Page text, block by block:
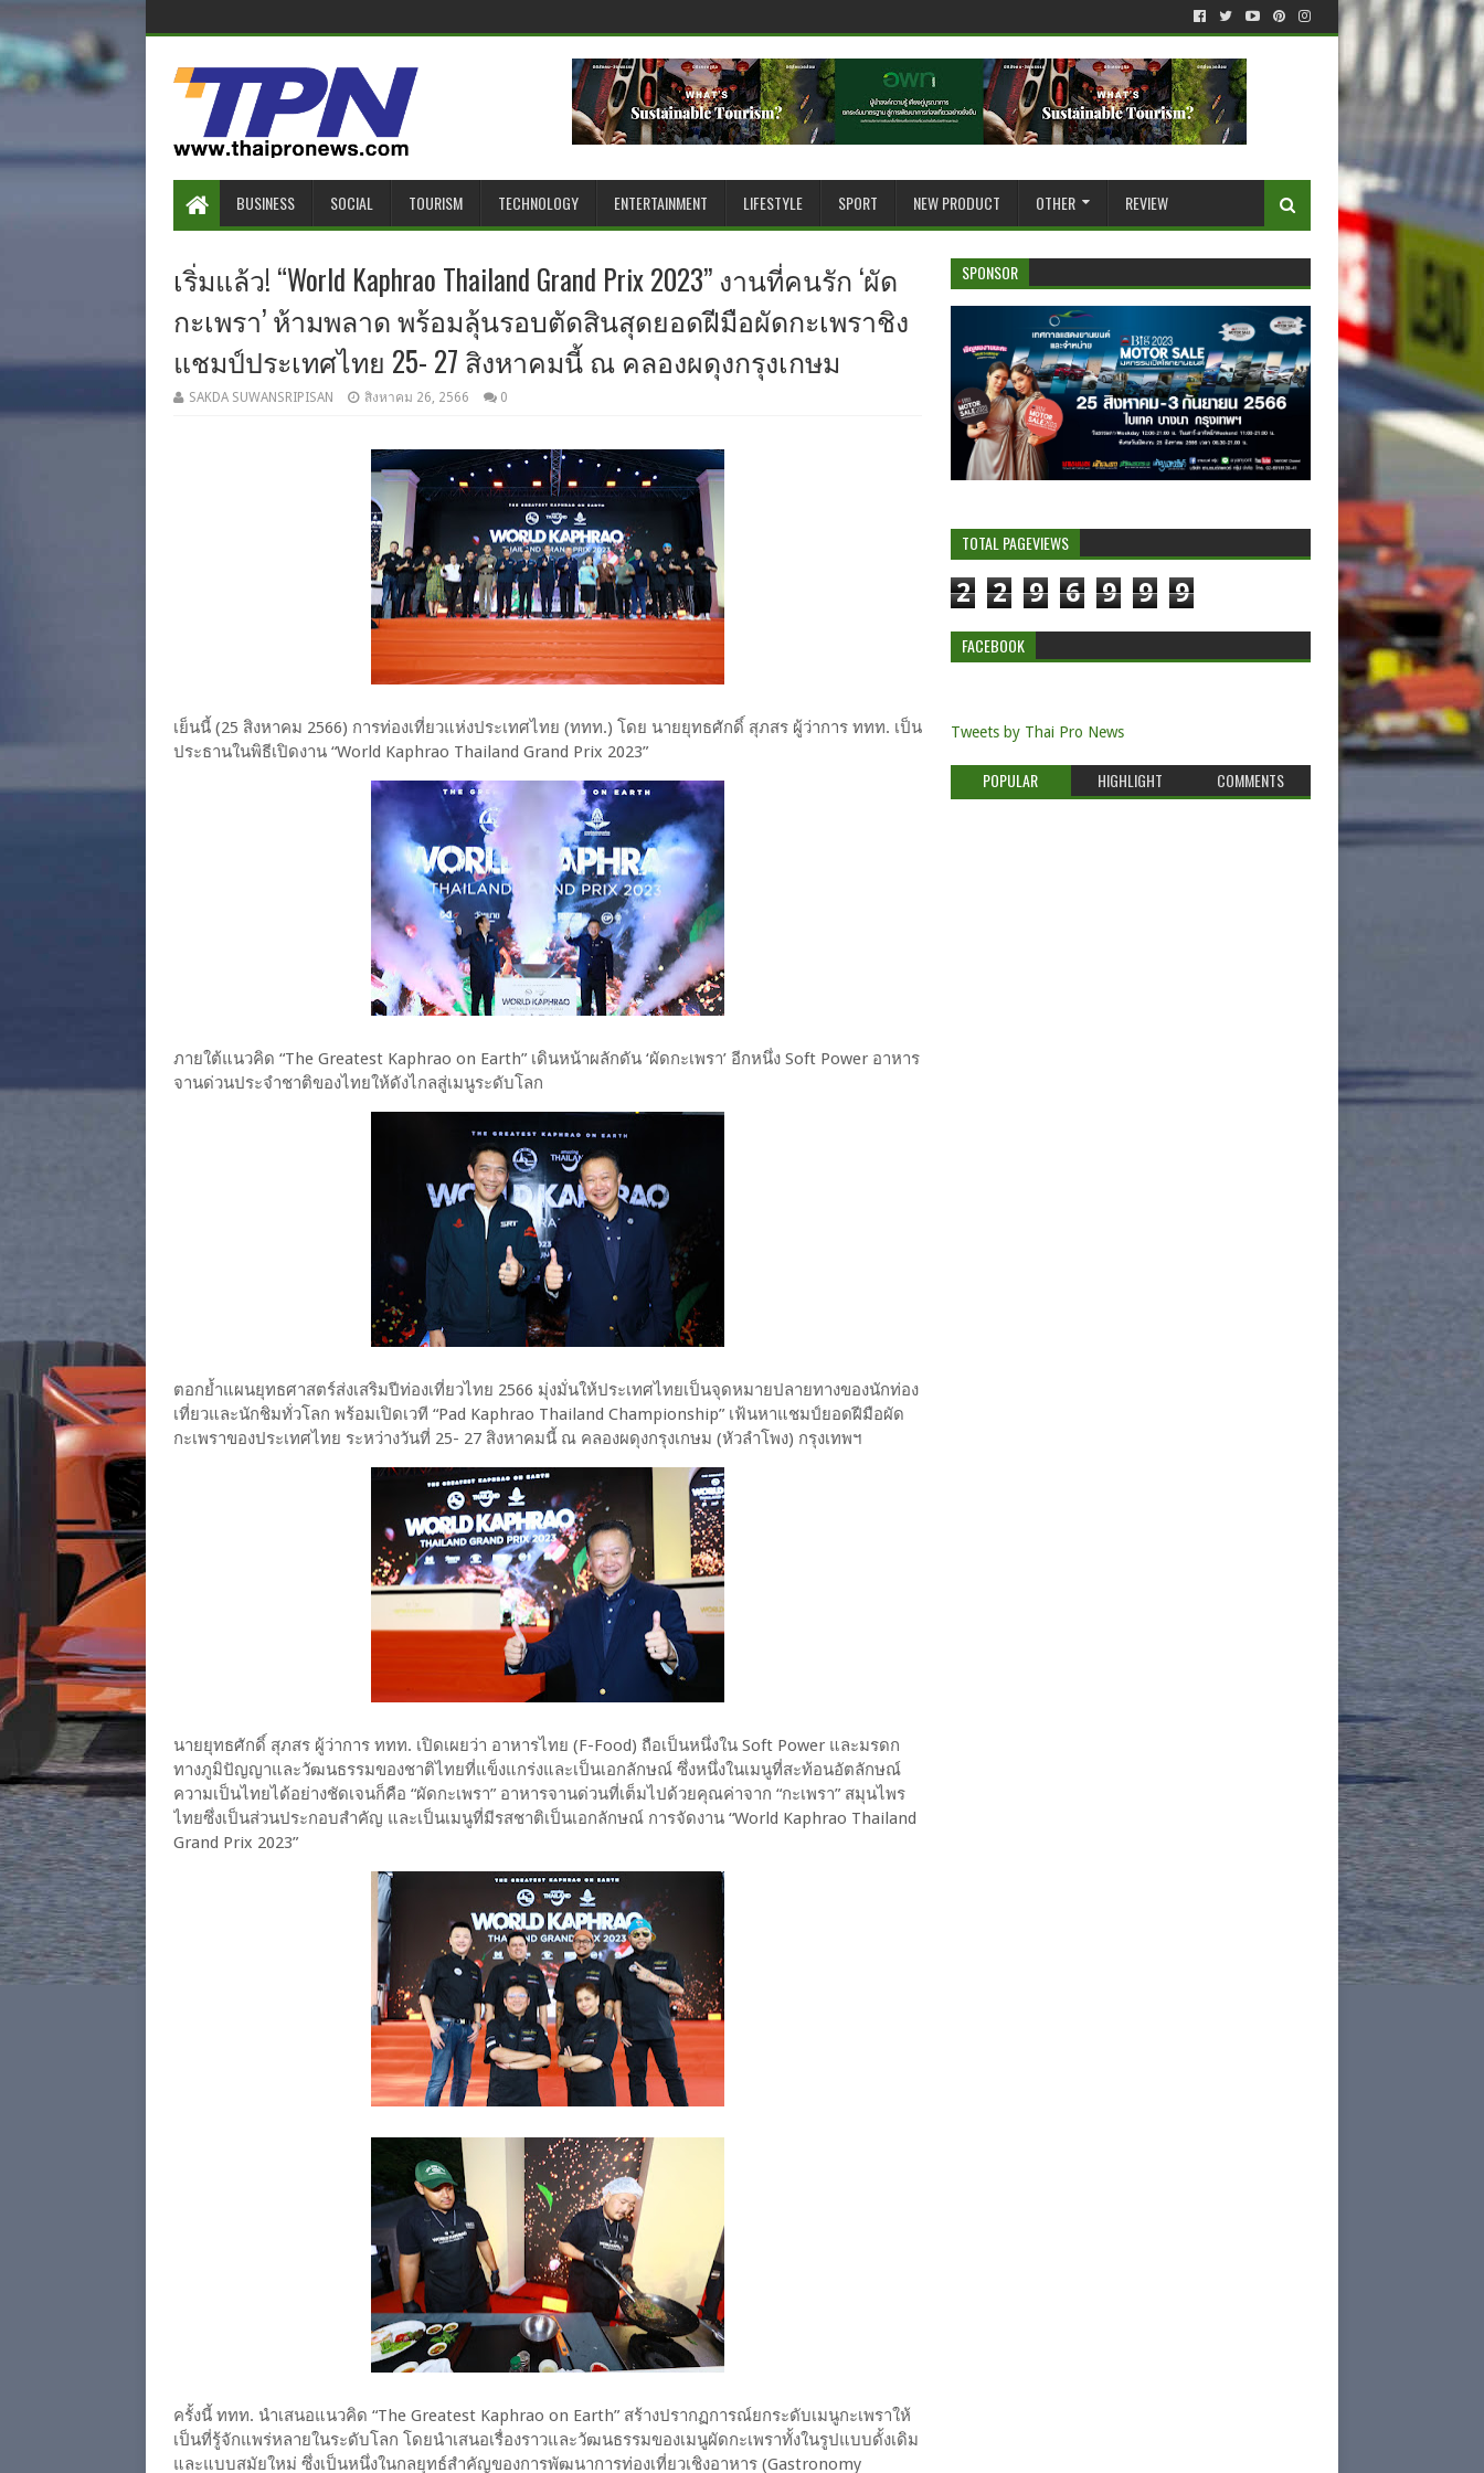
BUSINESS SOCIAL TOURISM TECHNOLOGY ENTERTAINMENT LIFESTYLE SPORT NEW PRODUCT OTHER REVIEW
เริ่มแล้ว! “World Kaphrao Thailand Grand Prix 2023” งานที่คนรัก ‘ผัด
กะเพรา’ ห้ามพลาด พร้อมลุ้นรอบตัดสินสุดยอดฝีมือผัดกะเพราชิง
แชมป์ประเทศไทย 25- 27 สิงหาคมนี้ ณ คลองผดุงกรุงเกษม
SAKDA SUWANSRIPISAN สิงหาคม 26, 2566 0
เย็นนี้ (25 สิงหาคม 2566) การท่องเที่ยวแห่งประเทศไทย (ททท.) โดย นายยุทธศักดิ์ สุภสร ผู้ว่าการ ททท. เป็น
ประธานในพิธีเปิดงาน “World Kaphrao Thailand Grand Prix 2023”
ภายใต้แนวคิด “The Greatest Kaphrao on Earth” เดินหน้าผลักดัน ‘ผัดกะเพรา’ อีกหนึ่ง Soft Power อาหาร
จานด่วนประจำชาติของไทยให้ดังไกลสู่เมนูระดับโลก
ตอกย้ำแผนยุทธศาสตร์ส่งเสริมปีท่องเที่ยวไทย 2566 มุ่งมั่นให้ประเทศไทยเป็นจุดหมายปลายทางของนักท่อง
เที่ยวและนักชิมทั่วโลก พร้อมเปิดเวที “Pad Kaphrao Thailand Championship” เฟ้นหาแชมป์ยอดฝีมือผัด
กะเพราของประเทศไทย ระหว่างวันที่ 25- 27 สิงหาคมนี้ ณ คลองผดุงกรุงเกษม (หัวลำโพง) กรุงเทพฯ
นายยุทธศักดิ์ สุภสร ผู้ว่าการ ททท. เปิดเผยว่า อาหารไทย (F-Food) ถือเป็นหนึ่งใน Soft Power และมรดก
ทางภูมิปัญญาและวัฒนธรรมของชาติไทยที่แข็งแกร่งและเป็นเอกลักษณ์ ซึ่งหนึ่งในเมนูที่สะท้อนอัตลักษณ์
ความเป็นไทยได้อย่างชัดเจนก็คือ “ผัดกะเพรา” อาหารจานด่วนที่เต็มไปด้วยคุณค่าจาก “กะเพรา” สมุนไพร
ไทยซึ่งเป็นส่วนประกอบสำคัญ และเป็นเมนูที่มีรสชาติเป็นเอกลักษณ์ การจัดงาน “World Kaphrao Thailand
Grand Prix 2023”
ครั้งนี้ ททท. นำเสนอแนวคิด “The Greatest Kaphrao on Earth” สร้างปรากฏการณ์ยกระดับเมนูกะเพราให้
เป็นที่รู้จักแพร่หลายในระดับโลก โดยนำเสนอเรื่องราวและวัฒนธรรมของเมนูผัดกะเพราทั้งในรูปแบบดั้งเดิม
และแบบสมัยใหม่ ซึ่งเป็นหนึ่งในกลยุทธ์สำคัญของการพัฒนาการท่องเที่ยวเชิงอาหาร (Gastronomy
SPONSOR
TOTAL PAGEVIEWS
2 2 9 6 9 9 9
FACEBOOK
Tweets by Thai Pro News
POPULAR HIGHLIGHT COMMENTS